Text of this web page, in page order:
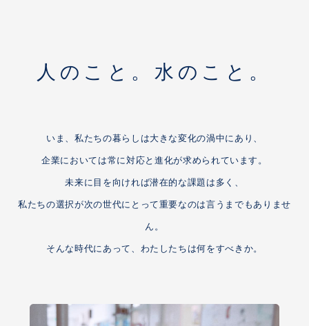
人のこと。水のこと。
いま、私たちの暮らしは大きな変化の渦中にあり、
企業においては常に対応と進化が求められています。
未来に目を向ければ潜在的な課題は多く、
私たちの選択が次の世代にとって重要なのは言うまでもありませ
ん。
そんな時代にあって、わたしたちは何をすべきか。